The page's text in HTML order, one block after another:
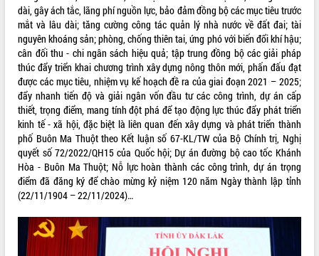
dài, gây ách tắc, lãng phí nguồn lực, bảo đảm đồng bộ các mục tiêu trước
mắt và lâu dài; tăng cường công tác quản lý nhà nước về đất đai; tài
nguyên khoáng sản; phòng, chống thiên tai, ứng phó với biến đổi khí hậu;
cân đối thu - chi ngân sách hiệu quả; tập trung đồng bộ các giải pháp
thúc đẩy triển khai chương trình xây dựng nông thôn mới, phấn đấu đạt
được các mục tiêu, nhiệm vụ kế hoạch đề ra của giai đoạn 2021 – 2025;
đẩy nhanh tiến độ và giải ngân vốn đầu tư các công trình, dự án cấp
thiết, trọng điểm, mang tính đột phá để tạo động lực thúc đẩy phát triển
kinh tế - xã hội, đặc biệt là liên quan đến xây dựng và phát triển thành
phố Buôn Ma Thuột theo Kết luận số 67-KL/TW của Bộ Chính trị, Nghị
quyết số 72/2022/QH15 của Quốc hội; Dự án đường bộ cao tốc Khánh
Hòa - Buôn Ma Thuột; Nỗ lực hoàn thành các công trình, dự án trọng
điểm đã đăng ký để chào mừng kỷ niệm 120 năm Ngày thành lập tỉnh
(22/11/1904 – 22/11/2024)…